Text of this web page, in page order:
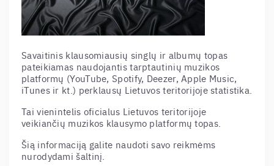
Savaitinis klausomiausių singlų ir albumų topas
pateikiamas naudojantis tarptautinių muzikos
platformų (YouTube, Spotify, Deezer, Apple Music,
iTunes ir kt.) perklausų Lietuvos teritorijoje statistika.
Tai vienintelis oficialus Lietuvos teritorijoje
veikiančių muzikos klausymo platformų topas.
Šią informaciją galite naudoti savo reikmėms
nurodydami šaltinį.